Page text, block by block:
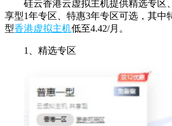
硅云香港云虚拟主机提供精选专区
享型1年专区、特惠3年专区可选，其中
型香港虚拟主机低至4.42/月。
1、精选专区